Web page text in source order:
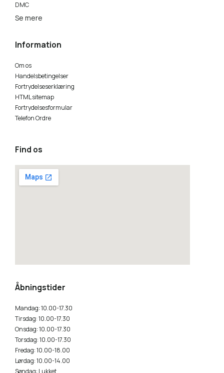
DMC
Se mere
Information
Om os
Handelsbetingelser
Fortrydelseserklæring
HTML sitemap
Fortrydelsesformular
Telefon Ordre
Find os
Åbningstider
Mandag: 10.00-17.30
Tirsdag: 10.00-17.30
Onsdag: 10.00-17.30
Torsdag: 10.00-17.30
Fredag: 10.00-18.00
Lørdag: 10.00-14.00
Søndag: Lukket